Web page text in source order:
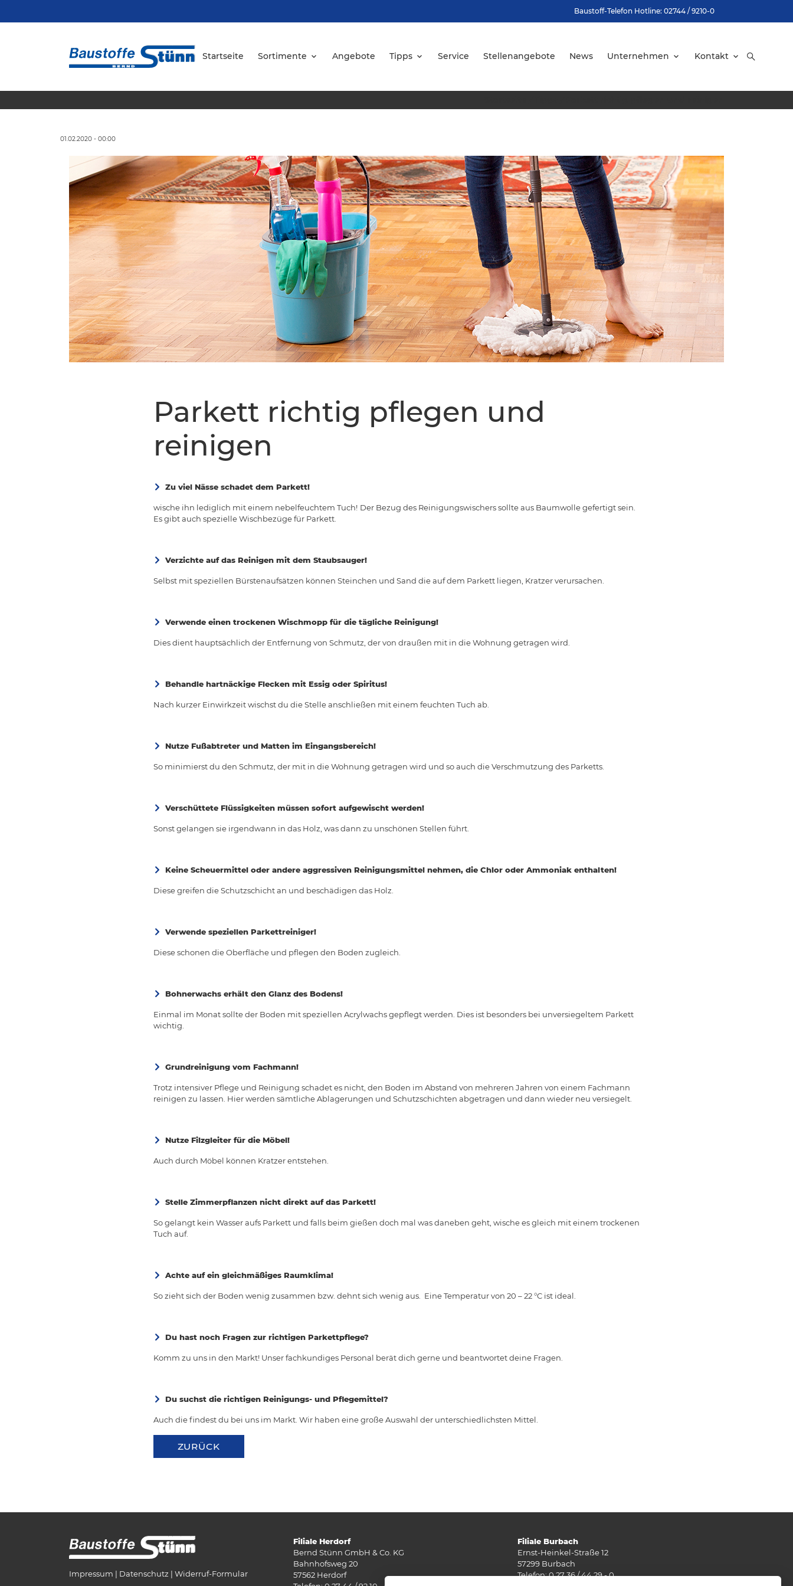
Baustoff-Telefon Hotline: 02744 / 9210-0
Startseite Sortimente Angebote Tipps Service Stellenangebote News Unternehmen Kontakt
01.02.2020 - 00:00
Parkett richtig pflegen und
reinigen
Zu viel Nässe schadet dem Parkett!
wische ihn lediglich mit einem nebelfeuchtem Tuch! Der Bezug des Reinigungswischers sollte aus Baumwolle gefertigt sein.
Es gibt auch spezielle Wischbezüge für Parkett.
Verzichte auf das Reinigen mit dem Staubsauger!
Selbst mit speziellen Bürstenaufsätzen können Steinchen und Sand die auf dem Parkett liegen, Kratzer verursachen.
Verwende einen trockenen Wischmopp für die tägliche Reinigung!
Dies dient hauptsächlich der Entfernung von Schmutz, der von draußen mit in die Wohnung getragen wird.
Behandle hartnäckige Flecken mit Essig oder Spiritus!
Nach kurzer Einwirkzeit wischst du die Stelle anschließen mit einem feuchten Tuch ab.
Nutze Fußabtreter und Matten im Eingangsbereich!
So minimierst du den Schmutz, der mit in die Wohnung getragen wird und so auch die Verschmutzung des Parketts.
Verschüttete Flüssigkeiten müssen sofort aufgewischt werden!
Sonst gelangen sie irgendwann in das Holz, was dann zu unschönen Stellen führt.
Keine Scheuermittel oder andere aggressiven Reinigungsmittel nehmen, die Chlor oder Ammoniak enthalten!
Diese greifen die Schutzschicht an und beschädigen das Holz.
Verwende speziellen Parkettreiniger!
Diese schonen die Oberfläche und pflegen den Boden zugleich.
Bohnerwachs erhält den Glanz des Bodens!
Einmal im Monat sollte der Boden mit speziellen Acrylwachs gepflegt werden. Dies ist besonders bei unversiegeltem Parkett
wichtig.
Grundreinigung vom Fachmann!
Trotz intensiver Pflege und Reinigung schadet es nicht, den Boden im Abstand von mehreren Jahren von einem Fachmann
reinigen zu lassen. Hier werden sämtliche Ablagerungen und Schutzschichten abgetragen und dann wieder neu versiegelt.
Nutze Filzgleiter für die Möbel!
Auch durch Möbel können Kratzer entstehen.
Stelle Zimmerpflanzen nicht direkt auf das Parkett!
So gelangt kein Wasser aufs Parkett und falls beim gießen doch mal was daneben geht, wische es gleich mit einem trockenen
Tuch auf.
Achte auf ein gleichmäßiges Raumklima!
So zieht sich der Boden wenig zusammen bzw. dehnt sich wenig aus. Eine Temperatur von 20 – 22 °C ist ideal.
Du hast noch Fragen zur richtigen Parkettpflege?
Komm zu uns in den Markt! Unser fachkundiges Personal berät dich gerne und beantwortet deine Fragen.
Du suchst die richtigen Reinigungs- und Pflegemittel?
Auch die findest du bei uns im Markt. Wir haben eine große Auswahl der unterschiedlichsten Mittel.
ZURÜCK
Impressum Datenschutz Widerruf-Formular
Filiale Herdorf
Bernd Stünn GmbH & Co. KG
Bahnhofsweg 20
57562 Herdorf
Filiale Burbach
Ernst-Heinkel-Straße 12
57299 Burbach
Telefon: 0 27 36 / 44 29 - 0